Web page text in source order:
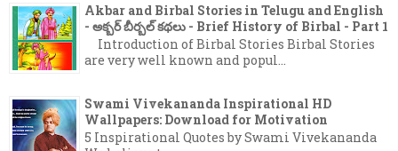
Akbar and Birbal Stories in Telugu and English
- అక్బర్ బీర్బల్ కథలు - Brief History of Birbal - Part 1
Introduction of Birbal Stories Birbal Stories
are very well known and popul...
Swami Vivekananda Inspirational HD
Wallpapers: Download for Motivation
5 Inspirational Quotes by Swami Vivekananda